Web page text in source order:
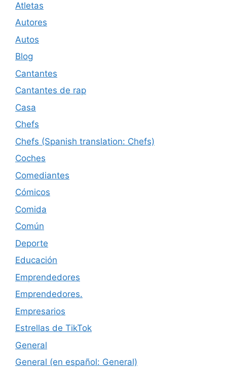
Atletas
Autores
Autos
Blog
Cantantes
Cantantes de rap
Casa
Chefs
Chefs (Spanish translation: Chefs)
Coches
Comediantes
Cómicos
Comida
Común
Deporte
Educación
Emprendedores
Emprendedores.
Empresarios
Estrellas de TikTok
General
General (en español: General)